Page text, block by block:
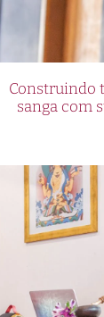
Construindo
sanga com